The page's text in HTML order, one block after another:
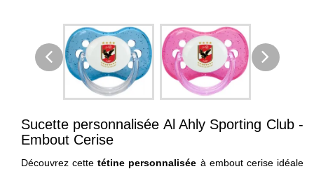
Sucette personnalisée Al Ahly Sporting Club -
Embout Cerise
Découvrez cettetétine personnalisée à embout cerise idéale